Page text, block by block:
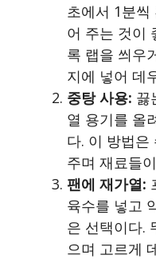
초에서 1분씩
어 주는 것이
록 랩을 씌우
지에 넣어 데
중탕 사용: 끓
열 용기를 올
다. 이 방법은
주며 재료들
팬에 재가열:
육수를 넣고
은 선택이다.
으며 고르게